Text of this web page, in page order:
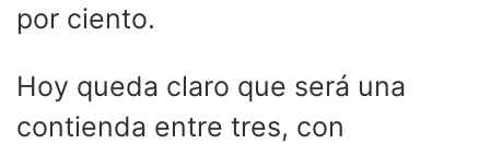
por ciento.
Hoy queda claro que será una
contienda entre tres, con